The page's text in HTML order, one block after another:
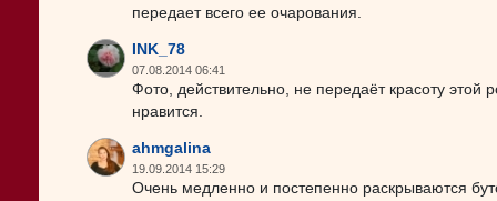
передает всего ее очарования.
INK_78
07.08.2014 06:41
Фото, действительно, не передаёт красоту этой
нравится.
ahmgalina
19.09.2014 15:29
Очень медленно и постепенно раскрываются